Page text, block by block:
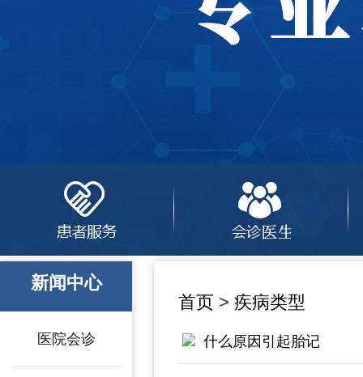
新闻中心
医院会诊
首页 > 疾病类型
什么原因引起胎记